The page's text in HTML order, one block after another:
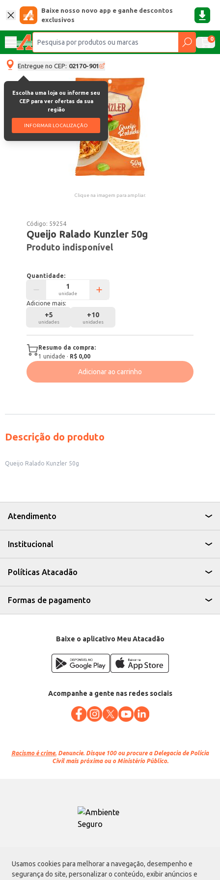
Usamos cookies para melhorar a navegação, desempenho e
segurança do site, personalizar o conteúdo, exibir anúncios e
Baixe nosso novo app e ganhe descontos
exclusivos
0
Entregue no CEP: 02170-901
Escolha uma loja ou informe seu
CEP para ver ofertas da sua
região
INFORMAR LOCALIZAÇÃO
Clique na imagem para ampliar.
Código: 59254
Queijo Ralado Kunzler 50g
Produto indisponível
Quantidade:
unidade
Adicione mais:
+5
unidades
+10
unidades
Resumo da compra:
1 unidade · R$ 0,00
Adicionar ao carrinho
Descrição do produto
Queijo Ralado Kunzler 50g
Atendimento
Institucional
Políticas Atacadão
Formas de pagamento
Baixe o aplicativo Meu Atacadão
Acompanhe a gente nas redes sociais
Racismo é crime. Denuncie. Disque 100 ou procure a Delegacia de Polícia
Civil mais próxima ou o Ministério Público.
Atacadão S.A.
Avenida Morvan Dias de Figueiredo, 6169, Vila Maria, São Paulo - SP | CEP
02170-901 | CNPJ: 75.315.333/0001-09